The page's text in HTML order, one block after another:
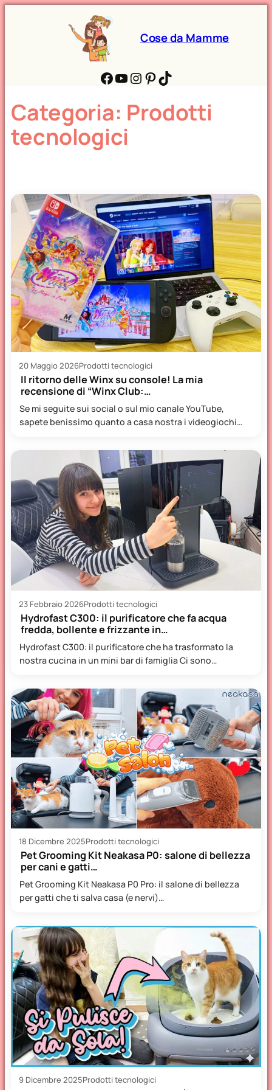
Cose da Mamme
Facebook YouTube Instagram Pinterest TikTok
Categoria: Prodotti
tecnologici
20 Maggio 2026Prodotti tecnologici
Il ritorno delle Winx su console! La mia
recensione di “Winx Club:…
Se mi seguite sui social o sul mio canale YouTube,
sapete benissimo quanto a casa nostra i videogiochi…
23 Febbraio 2026Prodotti tecnologici
Hydrofast C300: il purificatore che fa acqua
fredda, bollente e frizzante in…
Hydrofast C300: il purificatore che ha trasformato la
nostra cucina in un mini bar di famiglia Ci sono…
18 Dicembre 2025Prodotti tecnologici
Pet Grooming Kit Neakasa P0: salone di bellezza
per cani e gatti…
Pet Grooming Kit Neakasa P0 Pro: il salone di bellezza
per gatti che ti salva casa (e nervi)…
9 Dicembre 2025Prodotti tecnologici